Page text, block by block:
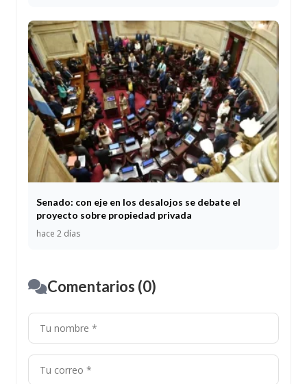
Senado: con eje en los desalojos se debate el
proyecto sobre propiedad privada
hace 2 días
Comentarios (0)